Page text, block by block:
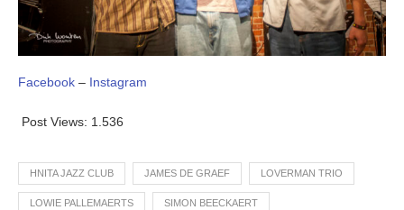
Facebook – Instagram
Post Views: 1.536
HNITA JAZZ CLUB JAMES DE GRAEF LOVERMAN TRIO
LOWIE PALLEMAERTS SIMON BEECKAERT